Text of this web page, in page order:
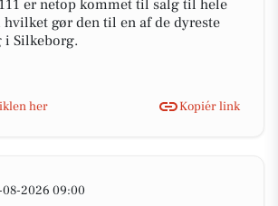
er netop kommet til salg til hele
hvilket gør den til en af de dyreste
Silkeborg.
her
Kopiér link
08-2026 09:00